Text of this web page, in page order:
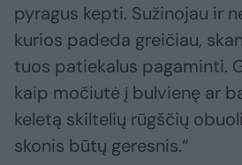
pyragus kepti. Sužinojau ir
kurios padeda greičiau,
tuos patiekalus pagaminti.
kaip močiutė į bulvienę ar
keletą skiltelių rūgščių
skonis būtų geresnis.“